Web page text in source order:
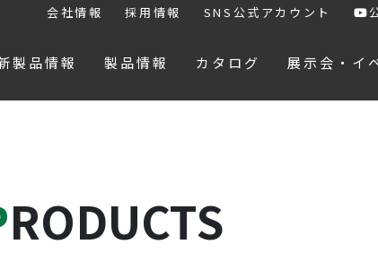
会社情報 採用情報 SNS公式アカウント
製品情報 製品情報 カタログ 展示会・イ
PRODUCTS